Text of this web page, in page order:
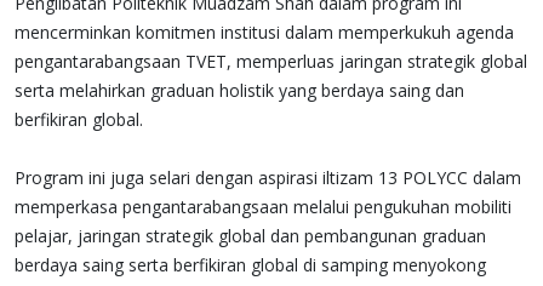
mencerminkan komitmen institusi dalam memperkukuh agenda
pengantarabangsaan TVET, memperluas jaringan strategik global
serta melahirkan graduan holistik yang berdaya saing dan
berfikiran global.
Program ini juga selari dengan aspirasi iltizam 13 POLYCC dalam
memperkasa pengantarabangsaan melalui pengukuhan mobiliti
pelajar, jaringan strategik global dan pembangunan graduan
berdaya saing serta berfikiran global di samping menyokong